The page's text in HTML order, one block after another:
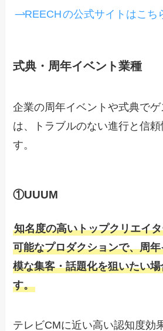
REECHの公式サイトはこち
式典・周年イベント業種
企業の周年イベントや式典で
は、トラブルのない進行と信頼
す。
①UUUM
知名度の高いトップクリエイ
可能なプロダクションで、周
模な集客・話題化を狙いたい
す。
テレビCMに近い高い認知度効